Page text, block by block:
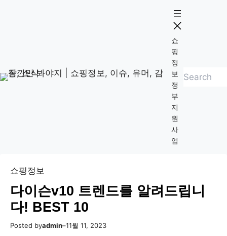
로
쇼
핑
정
보
정
부
지
원
사
업
검
쇼핑정보
다이슨v10 트렌드를 알려드립니
다! BEST 10
Posted byadmin–11월 11, 2023